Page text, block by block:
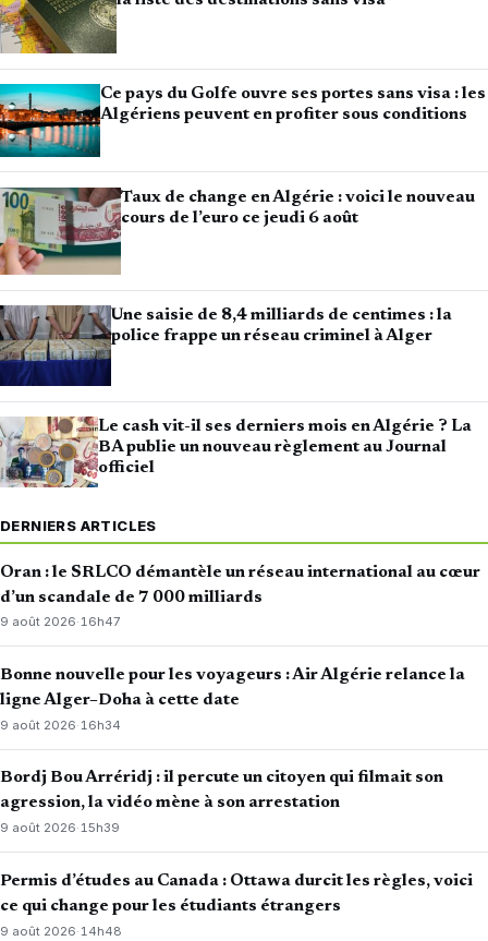
Ce pays du Golfe ouvre ses portes sans visa : les
Algériens peuvent en profiter sous conditions
Taux de change en Algérie : voici le nouveau
cours de l’euro ce jeudi 6 août
Une saisie de 8,4 milliards de centimes : la
police frappe un réseau criminel à Alger
Le cash vit-il ses derniers mois en Algérie ? La
BA publie un nouveau règlement au Journal
officiel
DERNIERS ARTICLES
Oran : le SRLCO démantèle un réseau international au cœur
d’un scandale de 7 000 milliards
9 août 2026·16h47
Bonne nouvelle pour les voyageurs : Air Algérie relance la
ligne Alger–Doha à cette date
9 août 2026·16h34
Bordj Bou Arréridj : il percute un citoyen qui filmait son
agression, la vidéo mène à son arrestation
9 août 2026·15h39
Permis d’études au Canada : Ottawa durcit les règles, voici
ce qui change pour les étudiants étrangers
9 août 2026· 14h48